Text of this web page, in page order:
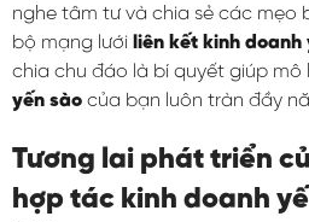
nghe tâm tư và chia sẻ các mẹo
bộ mạng lưới liên kết kinh doanh
chia chu đáo là bí quyết giúp mô
yến sào của bạn luôn tràn đầy
Tương lai phát triển
hợp tác kinh doanh